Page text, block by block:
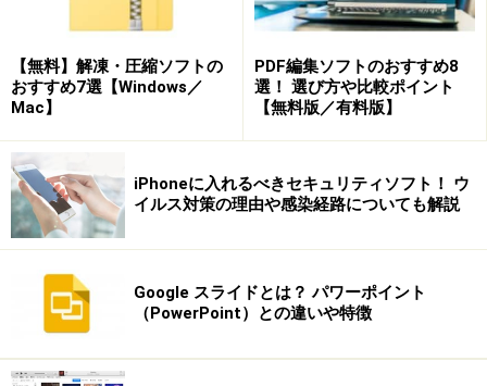
や、など、○で囲まれた文字の出し方ですが、まると打
って変換と、参考書には書かれています。
ら、
方に移りますが、は後ろのままです。
小技：テンキー（またはキーボードの上の数字）の中で
1を打って変換。すると、変換候補が少ないので早く、
が表示されます。
※注意
○文字やギリシャ文字の数字、（株）などの記号、半角
【無料】解凍・圧縮ソフトの
おすすめ7選【Windows／
Mac】
PDF編集ソフトのおすすめ8
選！ 選び方や比較ポイント
【無料版／有料版】
iPhoneに入れるべきセキュリティソフト！ ウ
イルス対策の理由や感染経路についても解説
Google スライドとは？ パワーポイント
（PowerPoint）との違いや特徴